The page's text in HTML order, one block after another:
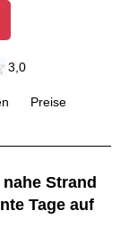
3,0
Preise
Strand
Tage auf